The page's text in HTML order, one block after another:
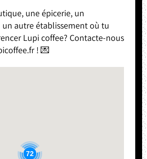
une épicerie, un
autre établissement où tu
Lupi coffee? Contacte-nous
! 💌
72